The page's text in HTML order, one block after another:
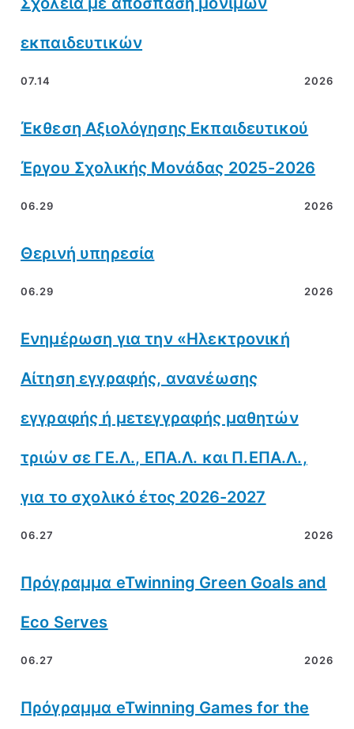
εκπαιδευτικών
07.14 2026
Έκθεση Αξιολόγησης Εκπαιδευτικού
Έργου Σχολικής Μονάδας 2025-2026
06.29 2026
Θερινή υπηρεσία
06.29 2026
Ενημέρωση για την «Ηλεκτρονική
Αίτηση εγγραφής, ανανέωσης
εγγραφής ή μετεγγραφής μαθητών
τριών σε ΓΕ.Λ., ΕΠΑ.Λ. και Π.ΕΠΑ.Λ.,
για το σχολικό έτος 2026-2027
06.27 2026
Πρόγραμμα eTwinning Green Goals and
Eco Serves
06.27 2026
Πρόγραμμα eTwinning Games for the